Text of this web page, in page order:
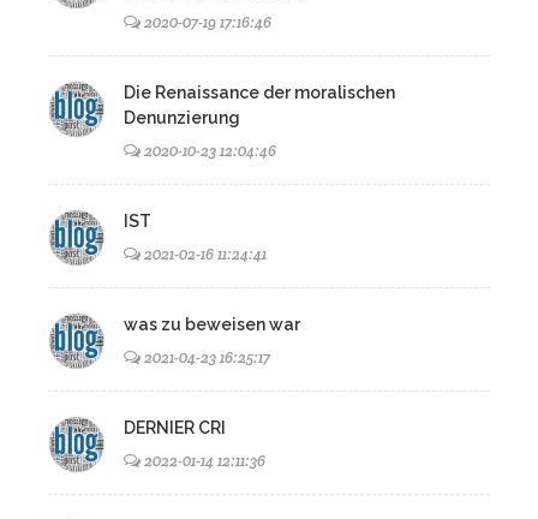
2020-07-19 17:16:46
Die Renaissance der moralischen
Denunzierung
2020-10-23 12:04:46
IST
2021-02-16 11:24:41
was zu beweisen war
2021-04-23 16:25:17
DERNIER CRI
2022-01-14 12:11:36